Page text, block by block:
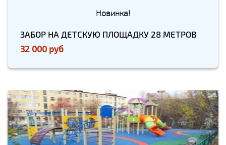
Новинка!
ЗАБОР НА ДЕТСКУЮ ПЛОЩАДКУ 28 МЕТРОВ
32 000 руб